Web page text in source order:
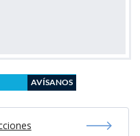
AVÍSANOS